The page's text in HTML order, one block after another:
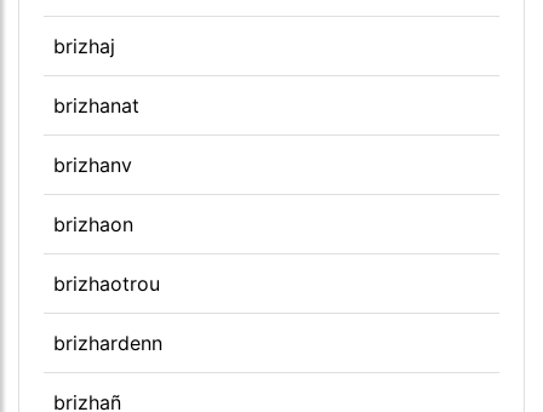
brizhaj
brizhanat
brizhanv
brizhaon
brizhaotrou
brizhardenn
brizhañ